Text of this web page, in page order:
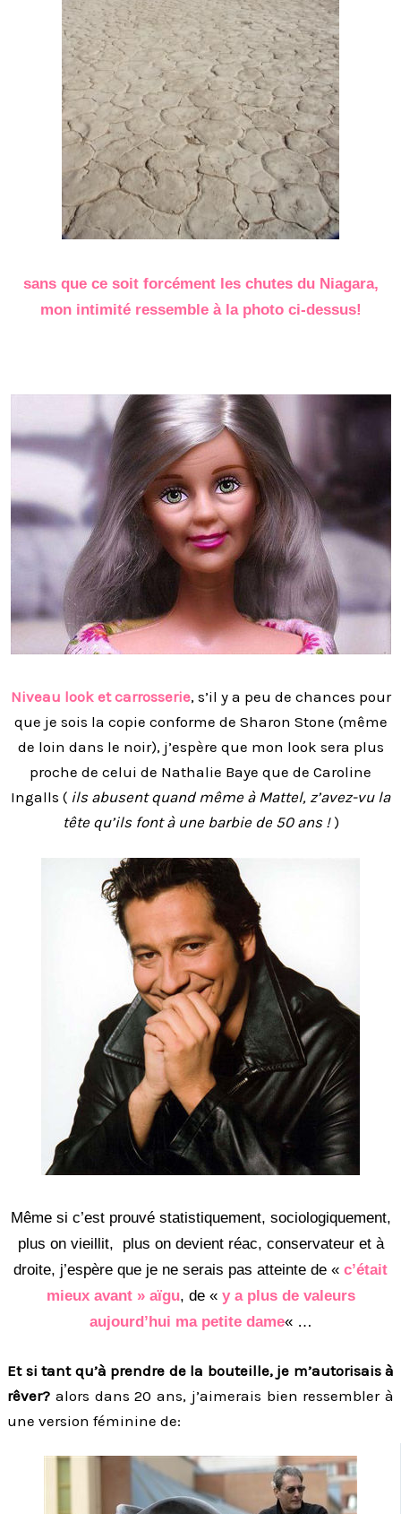
sans que ce soit forcément les chutes du Niagara,
mon intimité ressemble à la photo ci-dessus!
Niveau look et carrosserie, s’il y a peu de chances pour
que je sois la copie conforme de Sharon Stone (même
de loin dans le noir), j’espère que mon look sera plus
proche de celui de Nathalie Baye que de Caroline
Ingalls ( ils abusent quand même à Mattel, z’avez-vu la
tête qu’ils font à une barbie de 50 ans !)
Même si c’est prouvé statistiquement, sociologiquement,
plus on vieillit, plus on devient réac, conservateur et à
droite, j’espère que je ne serais pas atteinte de « c’était
mieux avant » aïgu, de « y a plus de valeurs
aujourd’hui ma petite dame« …
Et si tant qu’à prendre de la bouteille, je m’autorisais à
rêver? alors dans 20 ans, j’aimerais bien ressembler à
une version féminine de: